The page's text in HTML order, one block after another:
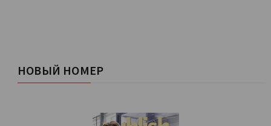
НОВЫЙ НОМЕР